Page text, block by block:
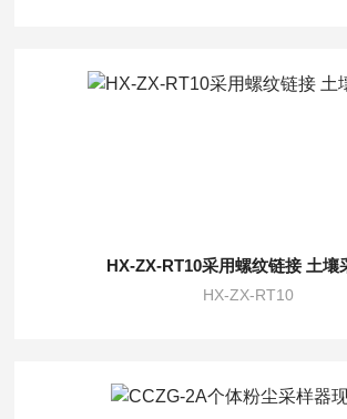
HX-ZX-RT10采用螺纹链接 土壤
HX-ZX-RT10